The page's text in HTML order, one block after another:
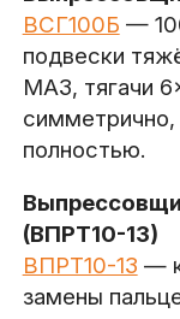
ВСГ100Б —
подвески
МАЗ, тягачи
симметрично,
полностью.
(ВПРТ10-13)
ВПРТ10-13 —
замены